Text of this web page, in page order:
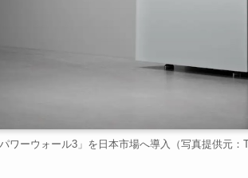
ワーウォール3」を日本市場へ導入（写真提供元：